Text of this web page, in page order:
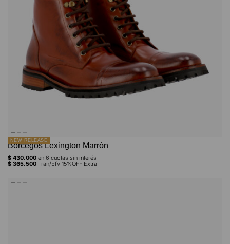
NEW RELEASE
Borcegos Lexington Marrón
$ 430.000 en 6 cuotas sin interés
$ 365.500 Tran/Efv 15%OFF Extra